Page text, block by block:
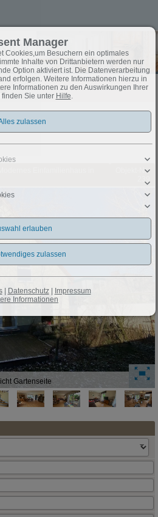
Einfamilienhaus in
Objekt-Nr.:
Gartenseite
Manager
Cookies,um Besuchern ein optimales
Inhalte von Drittanbietern werden nur
Option aktiviert ist. Die Datenverarbeitung
erfolgen. Weitere Informationen hierzu in
Informationen zu den Auswirkungen Ihrer
Sie unter Hilfe.
| Datenschutz|
Impressum
Informationen